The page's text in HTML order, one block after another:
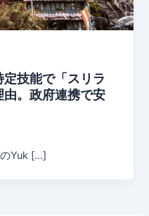
定技能で「スリラ
。政府連携で安
Yuk […]